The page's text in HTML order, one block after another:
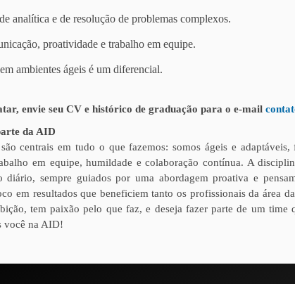
analítica e de resolução de problemas complexos.
proatividade e trabalho em equipe.
ambientes ágeis é um diferencial.
envie seu CV e histórico de graduação para o e-mail
da AID
centrais em tudo o que fazemos: somos ágeis e
em equipe, humildade e colaboração contínua. A
diário, sempre guiados por uma abordagem proativa e
em resultados que beneficiem tanto os profissionais da área
tem paixão pelo que faz, e deseja fazer parte de um time
você na AID!